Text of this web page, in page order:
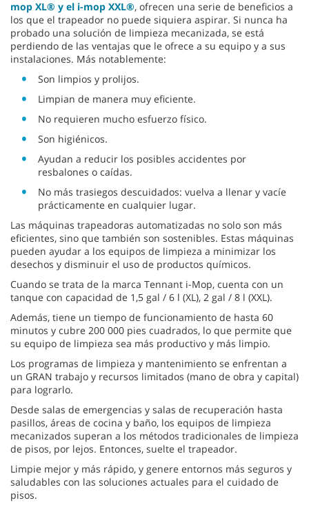
mop XL® y el i-mop XXL®, ofrecen una serie de beneficios a
los que el trapeador no puede siquiera aspirar. Si nunca ha
probado una solución de limpieza mecanizada, se está
perdiendo de las ventajas que le ofrece a su equipo y a sus
instalaciones. Más notablemente:
Son limpios y prolijos.
Limpian de manera muy eficiente.
No requieren mucho esfuerzo físico.
Son higiénicos.
Ayudan a reducir los posibles accidentes por
resbalones o caídas.
No más trasiegos descuidados: vuelva a llenar y vacíe
prácticamente en cualquier lugar.
Las máquinas trapeadoras automatizadas no solo son más
eficientes, sino que también son sostenibles. Estas máquinas
pueden ayudar a los equipos de limpieza a minimizar los
desechos y disminuir el uso de productos químicos.
Cuando se trata de la marca Tennant i-Mop, cuenta con un
tanque con capacidad de 1,5 gal / 6 l (XL), 2 gal / 8 l (XXL).
Además, tiene un tiempo de funcionamiento de hasta 60
minutos y cubre 200 000 pies cuadrados, lo que permite que
su equipo de limpieza sea más productivo y más limpio.
Los programas de limpieza y mantenimiento se enfrentan a
un GRAN trabajo y recursos limitados (mano de obra y capital)
para lograrlo.
Desde salas de emergencias y salas de recuperación hasta
pasillos, áreas de cocina y baño, los equipos de limpieza
mecanizados superan a los métodos tradicionales de limpieza
de pisos, por lejos. Entonces, suelte el trapeador.
Limpie mejor y más rápido, y genere entornos más seguros y
saludables con las soluciones actuales para el cuidado de
pisos.